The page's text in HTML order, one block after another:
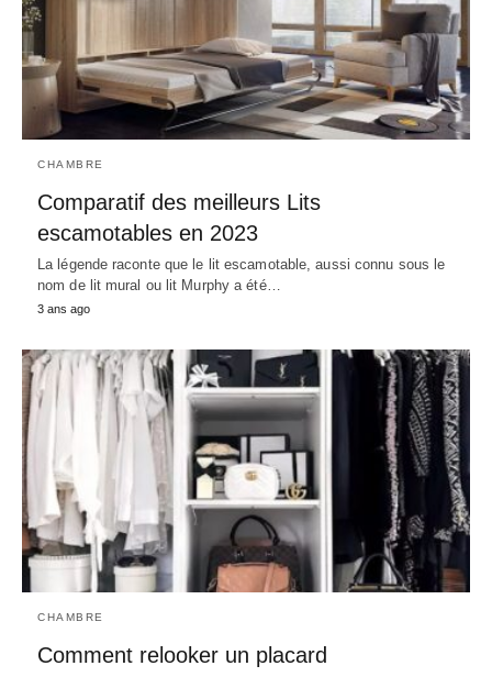
CHAMBRE
Comparatif des meilleurs Lits
escamotables en 2023
La légende raconte que le lit escamotable, aussi connu sous le
nom de lit mural ou lit Murphy a été…
3 ans ago
CHAMBRE
Comment relooker un placard